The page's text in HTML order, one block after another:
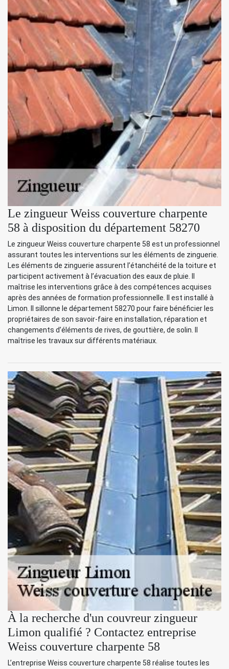
Le zingueur Weiss couverture charpente
58 à disposition du département 58270
Le zingueur Weiss couverture charpente 58 est un professionnel
assurant toutes les interventions sur les éléments de zinguerie.
Les éléments de zinguerie assurent l’étanchéité de la toiture et
participent activement à l’évacuation des eaux de pluie. Il
maîtrise les interventions grâce à des compétences acquises
après des années de formation professionnelle. Il est installé à
Limon. Il sillonne le département 58270 pour faire bénéficier les
propriétaires de son savoir-faire en installation, réparation et
changements d’éléments de rives, de gouttière, de solin. Il
maîtrise les travaux sur différents matériaux.
À la recherche d'un couvreur zingueur
Limon qualifié ? Contactez entreprise
Weiss couverture charpente 58
L’entreprise Weiss couverture charpente 58 réalise toutes les